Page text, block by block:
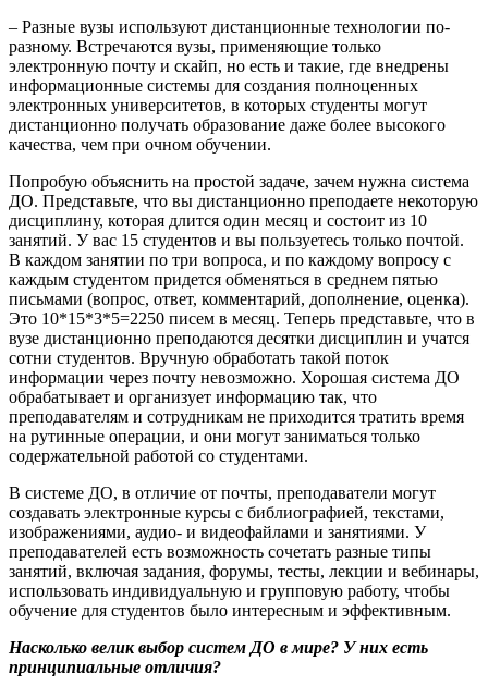
– Разные вузы используют дистанционные технологии по-
разному. Встречаются вузы, применяющие только
электронную почту и скайп, но есть и такие, где внедрены
информационные системы для создания полноценных
электронных университетов, в которых студенты могут
дистанционно получать образование даже более высокого
качества, чем при очном обучении.
Попробую объяснить на простой задаче, зачем нужна система
ДО. Представьте, что вы дистанционно преподаете некоторую
дисциплину, которая длится один месяц и состоит из 10
занятий. У вас 15 студентов и вы пользуетесь только почтой.
В каждом занятии по три вопроса, и по каждому вопросу с
каждым студентом придется обменяться в среднем пятью
письмами (вопрос, ответ, комментарий, дополнение, оценка).
Это 10*15*3*5=2250 писем в месяц. Теперь представьте, что в
вузе дистанционно преподаются десятки дисциплин и учатся
сотни студентов. Вручную обработать такой поток
информации через почту невозможно. Хорошая система ДО
обрабатывает и организует информацию так, что
преподавателям и сотрудникам не приходится тратить время
на рутинные операции, и они могут заниматься только
содержательной работой со студентами.
В системе ДО, в отличие от почты, преподаватели могут
создавать электронные курсы с библиографией, текстами,
изображениями, аудио- и видеофайлами и занятиями. У
преподавателей есть возможность сочетать разные типы
занятий, включая задания, форумы, тесты, лекции и вебинары,
использовать индивидуальную и групповую работу, чтобы
обучение для студентов было интересным и эффективным.
Насколько велик выбор систем ДО в мире? У них есть
принципиальные отличия?